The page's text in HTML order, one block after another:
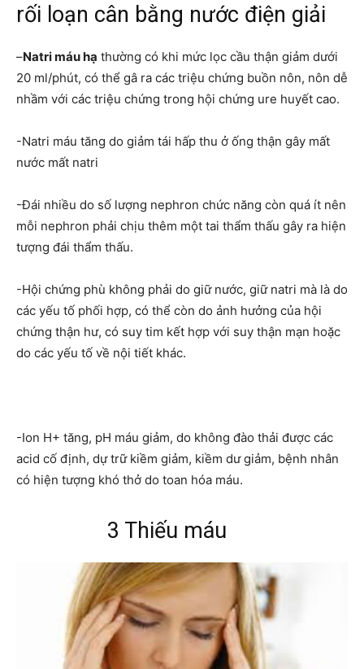
rối loạn cân bằng nước điện giải
–Natri máu hạ thường có khi mức lọc cầu thận giảm dưới
20 ml/phút, có thể gâ ra các triệu chứng buồn nôn, nôn dễ
nhầm với các triệu chứng trong hội chứng ure huyết cao.
-Natri máu tăng do giảm tái hấp thu ở ống thận gây mất
nước mất natri
-Đái nhiều do số lượng nephron chức năng còn quá ít nên
mỗi nephron phải chịu thêm một tai thẩm thấu gây ra hiện
tượng đái thẩm thấu.
-Hội chứng phù không phải do giữ nước, giữ natri mà là do
các yếu tố phối hợp, có thể còn do ảnh hưởng của hội
chứng thận hư, có suy tim kết hợp với suy thận mạn hoặc
do các yếu tố về nội tiết khác.
-Ion H+ tăng, pH máu giảm, do không đào thải được các
acid cố định, dự trữ kiềm giảm, kiềm dư giảm, bệnh nhân
có hiện tượng khó thở do toan hóa máu.
3 Thiếu máu